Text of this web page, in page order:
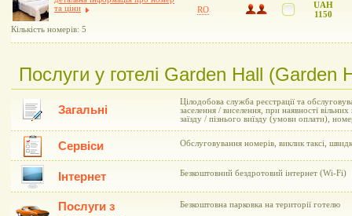
та ціни
Кількість номерів: 5
RO
UAH
1150
Послуги у готелі Garden Hall (Garden
Загальні
Цілодобова служба реєстрації та
заселення / виселення, при наявності
заїзду / пізнього виїзду (умови оплати),
Сервіси Обслуговування номерів, виклик таксі,
Інтернет Безкоштовний бездротовий інтернет (Wi-Fi)
Послуги з
Безкоштовна парковка на території готелю